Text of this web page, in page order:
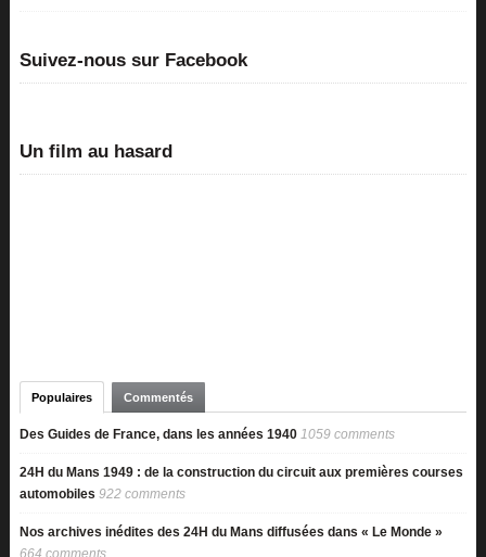
Suivez-nous sur Facebook
Un film au hasard
Populaires Commentés
Des Guides de France, dans les années 1940 1059 comments
24H du Mans 1949 : de la construction du circuit aux premières courses
automobiles 922 comments
Nos archives inédites des 24H du Mans diffusées dans « Le Monde »
664 comments